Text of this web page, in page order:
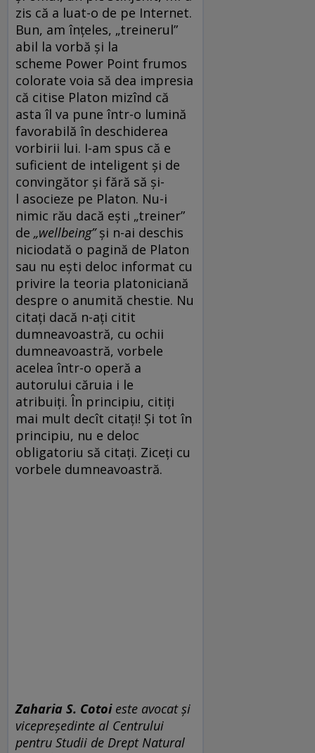
zis că a luat-o de pe Internet.
Bun, am înțeles, „treinerul”
abil la vorbă și la
scheme Power Point frumos
colorate voia să dea impresia
că citise Platon mizînd că
asta îl va pune într-o lumină
favorabilă în deschiderea
vorbirii lui. I-am spus că e
suficient de inteligent și de
convingător și fără să și-
l asocieze pe Platon. Nu-i
nimic rău dacă ești „treiner”
de „wellbeing”și n-ai deschis
niciodată o pagină de Platon
sau nu ești deloc informat cu
privire la teoria platoniciană
despre o anumită chestie. Nu
citați dacă n-ați citit
dumneavoastră, cu ochii
dumneavoastră, vorbele
acelea într-o operă a
autorului căruia i le
atribuiți. În principiu, citiți
mai mult decît citați! Și tot în
principiu, nu e deloc
obligatoriu să citați. Ziceți cu
vorbele dumneavoastră.
Zaharia S. Cotoieste avocat și
vicepreședinte al Centrului
pentru Studii de Drept Natural